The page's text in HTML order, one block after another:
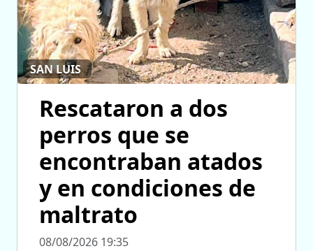
SAN LUIS
Rescataron a dos
perros que se
encontraban atados
y en condiciones de
maltrato
08/08/2026 19:35